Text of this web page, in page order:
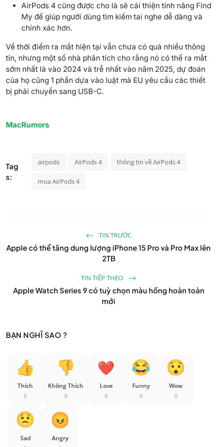
AirPods 4 cũng được cho là sẽ cải thiện tính năng Find
My để giúp người dùng tìm kiếm tai nghe dễ dàng và
chính xác hơn.
Về thời điểm ra mắt hiện tại vẫn chưa có quá nhiều thông
tin, nhưng một số nhà phân tích cho rằng nó có thể ra mắt
sớm nhất là vào 2024 và trễ nhất vào năm 2025, dự đoán
của họ cũng 1 phần dựa vào luật mà EU yêu cầu các thiết
bị phải chuyển sang USB-C.
MacRumors
Tag
s:
airpods AirPods 4 thông tin về AirPods 4
mua AirPods 4
TIN TRƯỚC
Apple có thể tăng dung lượng iPhone 15 Pro và Pro Max lên
2TB
TIN TIẾP THEO
Apple Watch Series 9 có tuỳ chọn màu hồng hoàn toàn
mới
BẠN NGHĨ SAO ?
Thích
0
Không Thích
0
Love
0
Funny
0
Wow
0
Sad Angry